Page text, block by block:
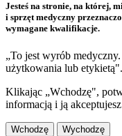
Jesteś na stronie, na której,
i sprzęt medyczny
wymagane kwalifikacje.
„To jest wyrób
użytkowania lub etykietą".
Klikając „Wchodzę",
informacją i ją
Wchodzę Wychodzę